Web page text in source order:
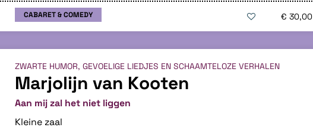
CABARET & COMEDY € 30,00
Marjolijn van Kooten
Aan mij zal het niet liggen
ZWARTE HUMOR, GEVOELIGE LIEDJES EN SCHAAMTELOZE VERHALEN
Kleine zaal